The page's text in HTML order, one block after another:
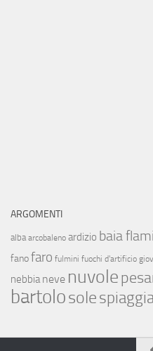
ARGOMENTI
alba arcobaleno ardizio baia
fanofaro fulmini fuochi d'artificio
nebbia neve nuvole
bartolosole